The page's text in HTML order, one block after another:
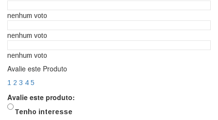
nenhum voto
nenhum voto
nenhum voto
Avalie este Produto
1 2 3 4 5
Avalie este produto:
Tenho interesse